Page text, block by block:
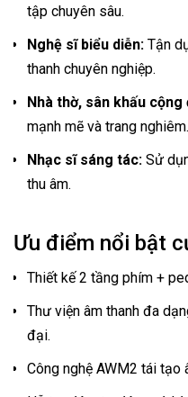
tập chuyên sâu.
Nghệ sĩ biểu diễn: Tận
thanh chuyên nghiệp.
Nhà thờ, sân khấu cộng
mạnh mẽ và trang nghiêm.
Nhạc sĩ sáng tác: Sử
thu âm.
Ưu điểm nổi bật
Thiết kế 2 tầng phím +
Thư viện âm thanh đa
đại.
Công nghệ AWM2 tái tạo